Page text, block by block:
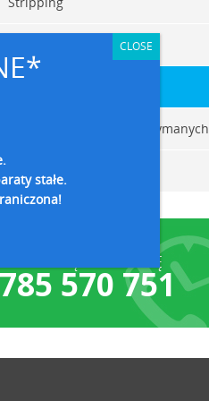
Odsłanianie zębów zatrzymanych
Infitracja z ICON
UMÓW SIĘ NA WIZYTĘ
785 570 751
stałe.
CLOSE